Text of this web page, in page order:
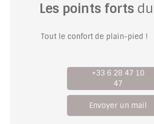
Les points forts
Tout le confort de plain-pied !
+33 6 28 47 10
47
Envoyer un mail